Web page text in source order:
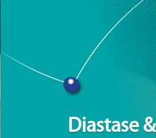
Diastase &